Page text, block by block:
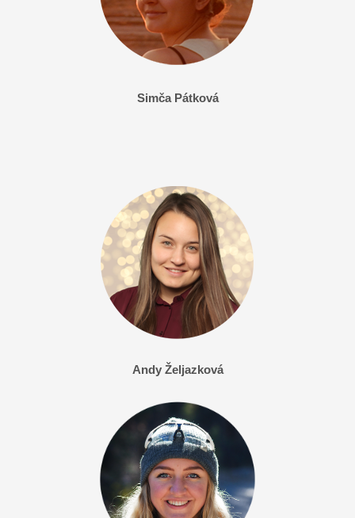
Simča Pátková
Andy Željazková